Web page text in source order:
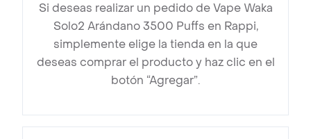
Si deseas realizar un pedido de Vape Waka
Solo2 Arándano 3500 Puffs en Rappi,
simplemente elige la tienda en la que
deseas comprar el producto y haz clic en el
botón “Agregar”.